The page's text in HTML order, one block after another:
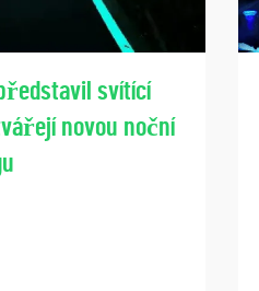
svítící
novou noční